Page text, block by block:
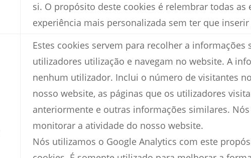
si. O propósito deste cookies é relembrar todas
experiência mais personalizada sem ter que
Estes cookies servem para recolher a
utilizadores utilização e navegam no website. A
nenhum utilizador. Inclui o número de visitantes
nosso website, as páginas que os utilizadores
anteriormente e outras informações similares.
monitorar a atividade do nosso website.
Nós utilizamos o Google Analytics com este